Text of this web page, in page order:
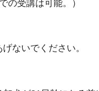
の受講は可能。）
ないでください。